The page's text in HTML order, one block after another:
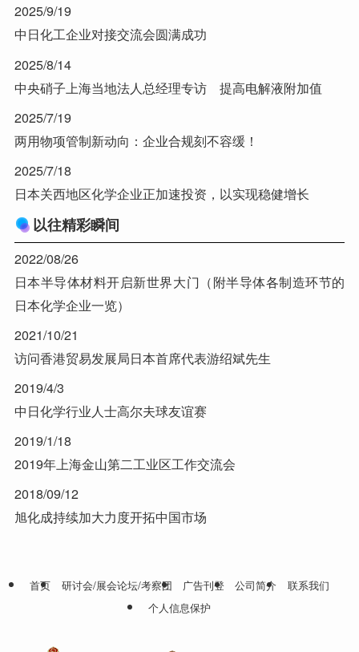
2025/9/19
中日化工企业对接交流会圆满成功
2025/8/14
中央硝子上海当地法人总经理专访 提高电解液附加值
2025/7/19
两用物项管制新动向：企业合规刻不容缓！
2025/7/18
日本关西地区化学企业正加速投资，以实现稳健增长
以往精彩瞬间
2022/08/26
日本半导体材料开启新世界大门（附半导体各制造环节的
日本化学企业一览）
2021/10/21
访问香港贸易发展局日本首席代表游绍斌先生
2019/4/3
中日化学行业人士高尔夫球友谊赛
2019/1/18
2019年上海金山第二工业区工作交流会
2018/09/12
旭化成持续加大力度开拓中国市场
首页 研讨会/展会论坛/考察团 广告刊登 公司简介
联系我们
个人信息保护